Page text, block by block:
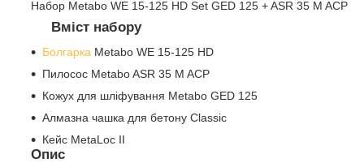
Набор Metabo WE 15-125 HD Set GED 125 + ASR 35 M ACP
Вміст набору
Болгарка Metabo WE 15-125 HD
Пилосос Metabo ASR 35 M ACP
Кожух для шліфування Metabo GED 125
Алмазна чашка для бетону Classic
Кейс MetaLoc II
Опис